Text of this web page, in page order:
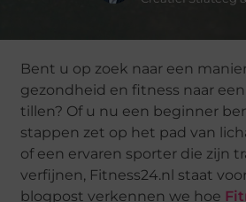
Bent u op zoek naar een
gezondheid en fitness naar
tillen? Of u nu een beginner
stappen zet op het pad van
of een ervaren sporter die zijn
verfijnen, Fitness24.nl staat
blogpost verkennen we hoe